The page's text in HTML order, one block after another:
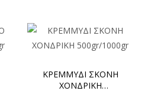
ΚΡΕΜΜΥΔΙ ΣΚΟΝΗ
ΧΟΝΔΡΙΚΗ